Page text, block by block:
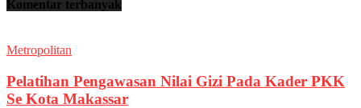
Komentar terbanyak
Metropolitan
Pelatihan Pengawasan Nilai Gizi Pada Kader PKK
Se Kota Makassar